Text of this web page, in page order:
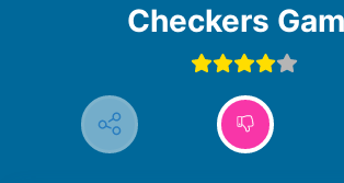
Checkers